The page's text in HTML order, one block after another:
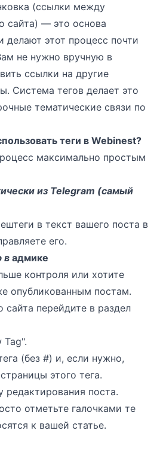
(ссылки между
сайта) — это основа
делают этот процесс почти
не нужно вручную в
ссылки на другие
Система тегов делает это
тематические связи по
теги в Webinest?
максимально простым
из Telegram (самый
в текст вашего поста в
его.
вадмике
контроля или хотите
опубликованным постам.
перейдите в раздел
(без #) и, если нужно,
этого тега.
редактирования поста.
отметьте галочками те
к вашей статье.